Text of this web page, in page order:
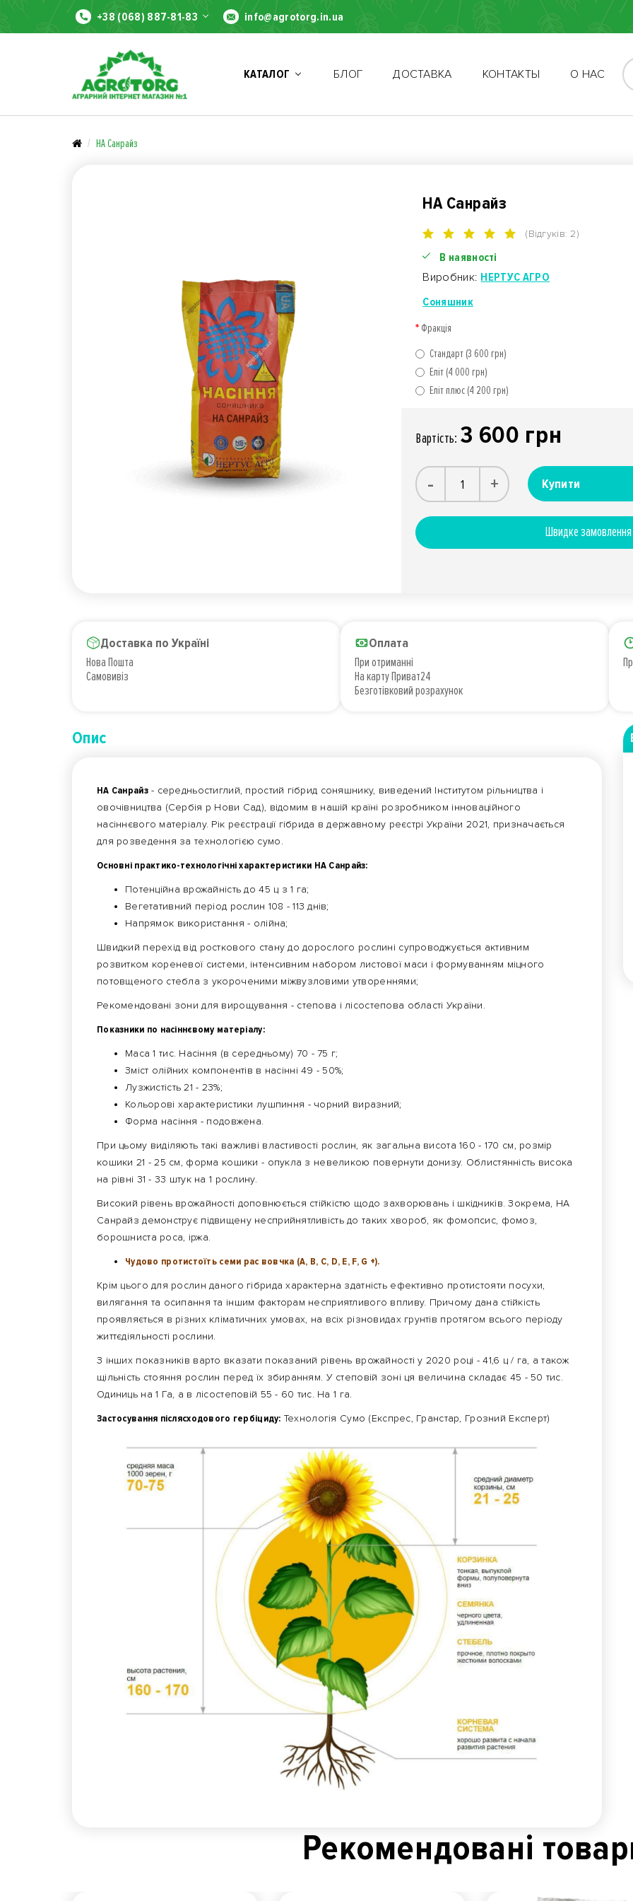
+38 (068) 887-81-83 info@agrotorg.in.ua
КАТАЛОГ БЛОГ ДОСТАВКА КОНТАКТЫ О НАС
НА Санрайз
НА Санрайз
(Відгуків: 2)
В наявності
Виробник: НЕРТУС АГРО
Соняшник
Фракція
Стандарт (3 600 грн)
Еліт (4 000 грн)
Еліт плюс (4 200 грн)
Вартiсть: 3 600 грн
- + Купити
Швидке замовлення
Доставка по Україні
Нова Пошта
Самовивіз
Оплата
При отриманні
На карту Приват24
Безготівковий розрахунок
Опис
НА Санрайз- середньостиглий, простий гібрид соняшнику, виведений Інститутом рільництва і
овочівництва (Сербія р Нови Сад), відомим в нашій країні розробником інноваційного
насіннєвого матеріалу. Рік реєстрації гібрида в державному реєстрі України 2021, призначається
для розведення за технологією сумо.
Основні практико-технологічні характеристики НА Санрайз:
Потенційна врожайність до 45 ц з 1 га;
Вегетативний період рослин 108 - 113 днів;
Напрямок використання - олійна;
Швидкий перехід від росткового стану до дорослого рослині супроводжується активним
розвитком кореневої системи, інтенсивним набором листової маси і формуванням міцного
потовщеного стебла з укороченими міжвузловими утвореннями;
Рекомендовані зони для вирощування - степова і лісостепова області України.
Показники по насіннєвому матеріалу:
Маса 1 тис. Насіння (в середньому) 70 - 75 г;
Зміст олійних компонентів в насінні 49 - 50%;
Лузжистість 21 - 23%;
Кольорові характеристики лушпиння - чорний виразний;
Форма насіння - подовжена.
При цьому виділяють такі важливі властивості рослин, як загальна висота 160 - 170 см, розмір
кошики 21 - 25 см, форма кошики - опукла з невеликою повернути донизу. Облистянність висока
на рівні 31 - 33 штук на 1 рослину.
Високий рівень врожайності доповнюється стійкістю щодо захворювань і шкідників. Зокрема, НА
Санрайз демонструє підвищену несприйнятливість до таких хвороб, як фомопсис, фомоз,
борошниста роса, іржа.
Чудово протистоїть семи рас вовчка (А, В, С, D, E, F, G +).
Крім цього для рослин даного гібрида характерна здатність ефективно протистояти посухи,
вилягання та осипання та іншим факторам несприятливого впливу. Причому дана стійкість
проявляється в різних кліматичних умовах, на всіх різновидах грунтів протягом всього періоду
життєдіяльності рослини.
З інших показників варто вказати показаний рівень врожайності у 2020 році - 41,6 ц / га, а також
щільність стояння рослин перед їх збиранням. У степовій зоні ця величина складає 45 - 50 тис.
Одиниць на 1 Га, а в лісостеповій 55 - 60 тис. На 1 га.
Застосування післясходового гербіциду: Технологія Сумо (Експрес, Гранстар, Грозний Експерт)
Рекомендованi